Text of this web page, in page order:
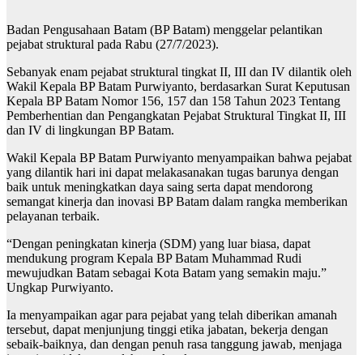
Badan Pengusahaan Batam (BP Batam) menggelar pelantikan
pejabat struktural pada Rabu (27/7/2023).
Sebanyak enam pejabat struktural tingkat II, III dan IV dilantik oleh
Wakil Kepala BP Batam Purwiyanto, berdasarkan Surat Keputusan
Kepala BP Batam Nomor 156, 157 dan 158 Tahun 2023 Tentang
Pemberhentian dan Pengangkatan Pejabat Struktural Tingkat II, III
dan IV di lingkungan BP Batam.
Wakil Kepala BP Batam Purwiyanto menyampaikan bahwa pejabat
yang dilantik hari ini dapat melakasanakan tugas barunya dengan
baik untuk meningkatkan daya saing serta dapat mendorong
semangat kinerja dan inovasi BP Batam dalam rangka memberikan
pelayanan terbaik.
“Dengan peningkatan kinerja (SDM) yang luar biasa, dapat
mendukung program Kepala BP Batam Muhammad Rudi
mewujudkan Batam sebagai Kota Batam yang semakin maju.”
Ungkap Purwiyanto.
Ia menyampaikan agar para pejabat yang telah diberikan amanah
tersebut, dapat menjunjung tinggi etika jabatan, bekerja dengan
sebaik-baiknya, dan dengan penuh rasa tanggung jawab, menjaga